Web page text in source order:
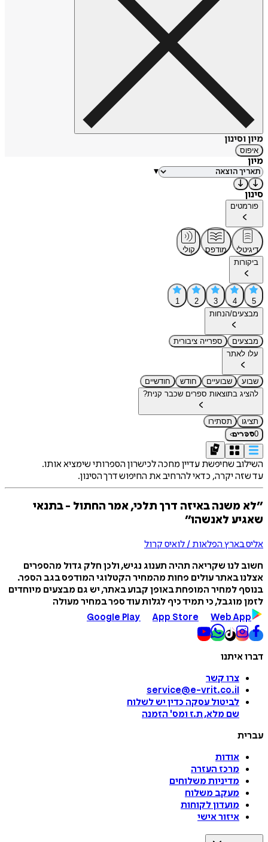
מיון וסינון
איפוס
מיון
▾
סינון
פורמטים
דיגיטלי מודפס
קולי
ביקורות
5
4
3
2
1
מבצעים/הנחות
מבצעים
ספרייה ציבורית
עלו לאתר
שבוע שבועיים חודש
חודשיים
להציג בתוצאות ספרים שכבר קנית?
תציגו
תסתירו
0ספרים›
השילוב שחיפשת עדיין מחכה לכישרון הספרותי שימציא אותו.
עד שזה יקרה, כדאי להרחיב את החיפוש דרך הסינון.
״לא משנה באיזה דרך תלכי, אמר החתול - בתנאי
שאגיע לאנשהו״
אליס בארץ הפלאות / לואיס קרול
חשוב לנו שקריאה תהיה תענוג נגיש, ולכן חלק גדול מהספרים
אצלנו באתר עולים פחות מהמחיר הקטלוגי המודפס בגב הספר.
בנוסף למחיר המופחת באופן קבוע באתר, יש גם מבצעים מיוחדים
לזמן מוגבל, כי תמיד כיף לגלות עוד ספר במחיר מעולה
Google Play
App Store Web App
דברו איתנו
צרו קשר
service@e-vrit.co.il
לביטול עסקה כדין יש לשלוח
שם מלא, ת.ז ומס' הזמנה
עברית
אודות
מרכז העזרה
מדיניות משלוחים
מעקב משלוח
מועדון לקוחות
איזור אישי